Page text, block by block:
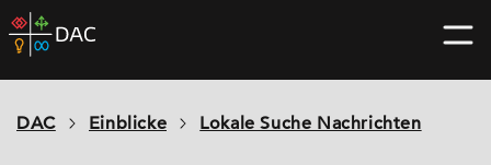
Skip
to
home
DAC Einblicke Lokale Suche Nachrichten